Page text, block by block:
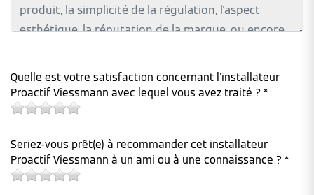
Quelle est votre satisfaction concernant l'installateur
Proactif Viessmann avec lequel vous avez traité ? *
Seriez-vous prêt(e) à recommander cet installateur
Proactif Viessmann à un ami ou à une connaissance ? *